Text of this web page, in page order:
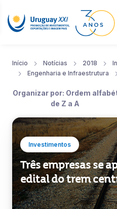
Início Notícias 2018
Engenharia e Infraestrutura
Organizar por: Ordem
de Z a A
Investimentos
Três empresas se
edital do trem